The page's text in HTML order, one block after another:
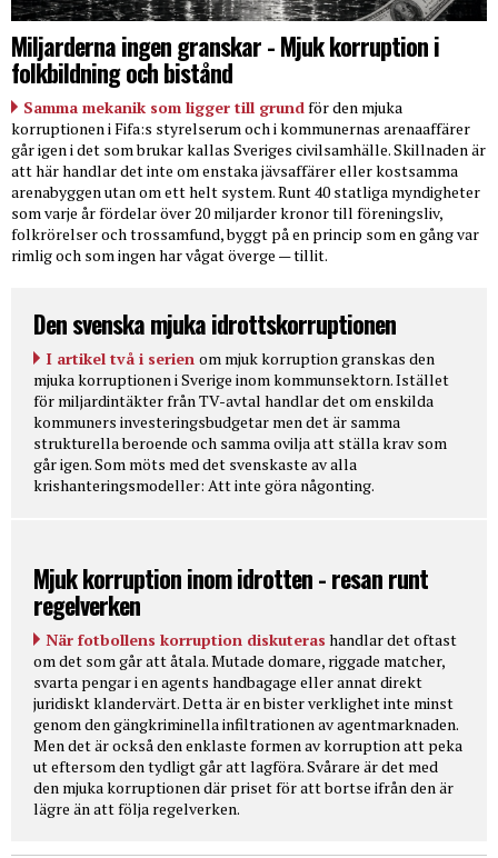
Miljarderna ingen granskar - Mjuk korruption i
folkbildning och bistånd
Samma mekanik som ligger till grundför den mjuka
korruptionen i Fifa:s styrelserum och i kommunernas arenaaffärer
går igen i det som brukar kallas Sveriges civilsamhälle. Skillnaden är
att här handlar det inte om enstaka jävsaffärer eller kostsamma
arenabyggen utan om ett helt system. Runt 40 statliga myndigheter
som varje år fördelar över 20 miljarder kronor till föreningsliv,
folkrörelser och trossamfund, byggt på en princip som en gång var
rimlig och som ingen har vågat överge — tillit.
Den svenska mjuka idrottskorruptionen
I artikel två i serien om mjuk korruption granskas den
mjuka korruptionen i Sverige inom kommunsektorn. Istället
för miljardintäkter från TV-avtal handlar det om enskilda
kommuners investeringsbudgetar men det är samma
strukturella beroende och samma ovilja att ställa krav som
går igen. Som möts med det svenskaste av alla
krishanteringsmodeller: Att inte göra någonting.
Mjuk korruption inom idrotten - resan runt
regelverken
När fotbollens korruption diskuteras handlar det oftast
om det som går att åtala. Mutade domare, riggade matcher,
svarta pengar i en agents handbagage eller annat direkt
juridiskt klandervärt. Detta är en bister verklighet inte minst
genom den gängkriminella infiltrationen av agentmarknaden.
Men det är också den enklaste formen av korruption att peka
ut eftersom den tydligt går att lagföra. Svårare är det med
den mjuka korruptionen där priset för att bortse ifrån den är
lägre än att följa regelverken.